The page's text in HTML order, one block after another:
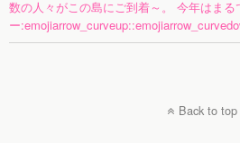
数の人々がこの島にご到着～。 今年はまる
ー
Back to top